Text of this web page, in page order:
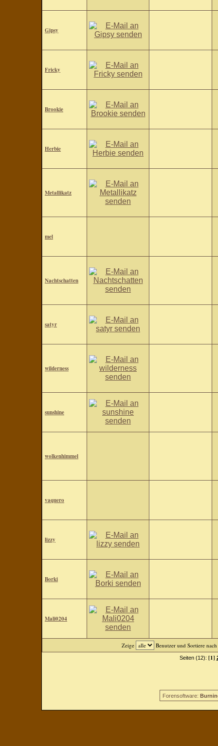
Gipsy
Fricky
Brookie
Herbie
Metallikatz
mel
Nachtschatten
satyr
wilderness
sunshine
wolkenhimmel
vaquero
lizzy
Borki
Mali0204
Zeige Benutzer und Sortiere nach
Seiten (12): [1]
Forensoftware: